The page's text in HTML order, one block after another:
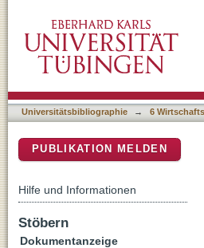
Universitätsbibliographie → 6
PUBLIKATION MELDEN
Hilfe und Informationen
Stöbern
Dokumentanzeige